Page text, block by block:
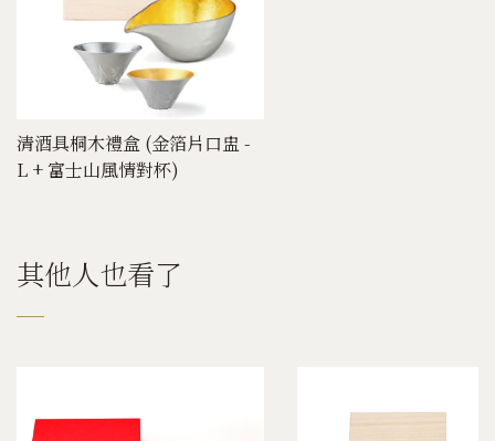
清酒具桐木禮盒 (金箔片口盅 -
L + 富士山風情對杯)
其他人也看了